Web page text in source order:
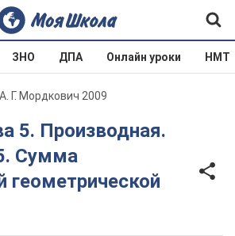
ЗНО ДПА Онлайн уроки НМТ
Г. Мордкович 2009
Сумма
геометрической